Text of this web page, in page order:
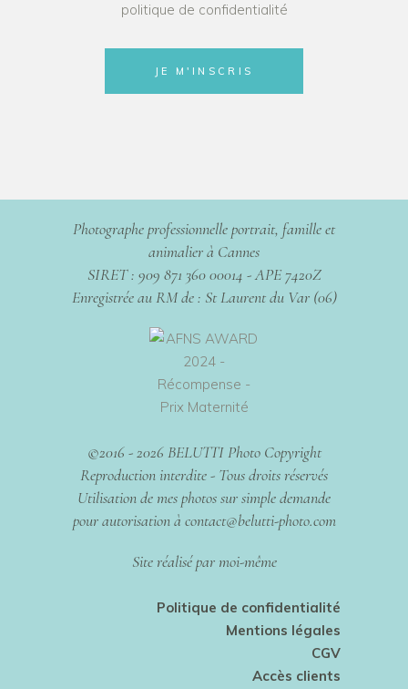
politique de confidentialité
JE M'INSCRIS
Photographe professionnelle portrait, famille et
animalier à Cannes
SIRET : 909 871 360 00014 - APE 7420Z
Enregistrée au RM de : St Laurent du Var (06)
©2016 - 2026 BELUTTI Photo Copyright
Reproduction interdite - Tous droits réservés
Utilisation de mes photos sur simple demande
pour autorisation à contact@belutti-photo.com
Site réalisé par moi-même
Politique de confidentialité
Mentions légales
CGV
Accès clients